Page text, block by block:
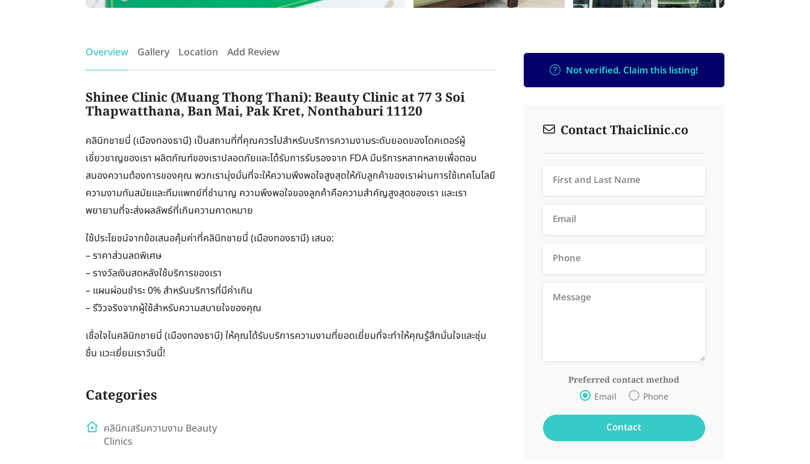
Overview Gallery Location Add Review
Shinee Clinic (Muang Thong Thani): Beauty Clinic at 77 3 Soi
Thapwatthana, Ban Mai, Pak Kret, Nonthaburi 11120
คลินิกชายนี่ (เมืองทองธานี) เป็นสถานที่ที่คุณควรไปสำหรับบริการความงามระดับยอดของโดคเตอร์ผู้
เชี่ยวชาญของเรา ผลิตภัณฑ์ของเราปลอดภัยและได้รับการรับรองจาก FDA มีบริการหลากหลายเพื่อตอบ
สนองความต้องการของคุณ พวกเรามุ่งมั่นที่จะให้ความพึงพอใจสูงสุดให้กับลูกค้าของเราผ่านการใช้เทคโนโลยี
ความงามทันสมัยและทีมแพทย์ที่ชำนาญ ความพึงพอใจของลูกค้าคือความสำคัญสูงสุดของเรา และเรา
พยายามที่จะส่งผลลัพธ์ที่เกินความคาดหมาย
ใช้ประโยชน์จากข้อเสนอคุ้มค่าที่คลินิกชายนี่ (เมืองทองธานี) เสนอ:
– ราคาส่วนลดพิเศษ
– รางวัลเงินสดหลังใช้บริการของเรา
– แผนผ่อนชำระ 0% สำหรับบริการที่มีค่าเกิน
– รีวิวจริงจากผู้ใช้สำหรับความสบายใจของคุณ
เชื่อใจในคลินิกชายนี่ (เมืองทองธานี) ให้คุณได้รับบริการความงามที่ยอดเยี่ยมที่จะทำให้คุณรู้สึกมั่นใจและชุ่ม
ชื่น แวะเยี่ยมเราวันนี้!
Categories
คลินิกเสริมความงาม Beauty
Clinics
Not verified. Claim this listing!
Contact Thaiclinic.co
Preferred contact method
Email Phone